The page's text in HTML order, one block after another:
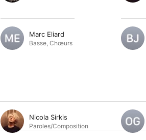
Marc Eliard
Basse Chœurs
Nicola Sirkis
Paroles/Composition